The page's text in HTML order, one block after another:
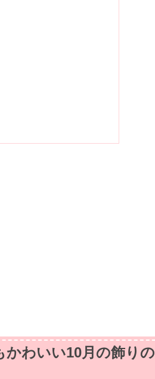
かわいい10月の飾りの